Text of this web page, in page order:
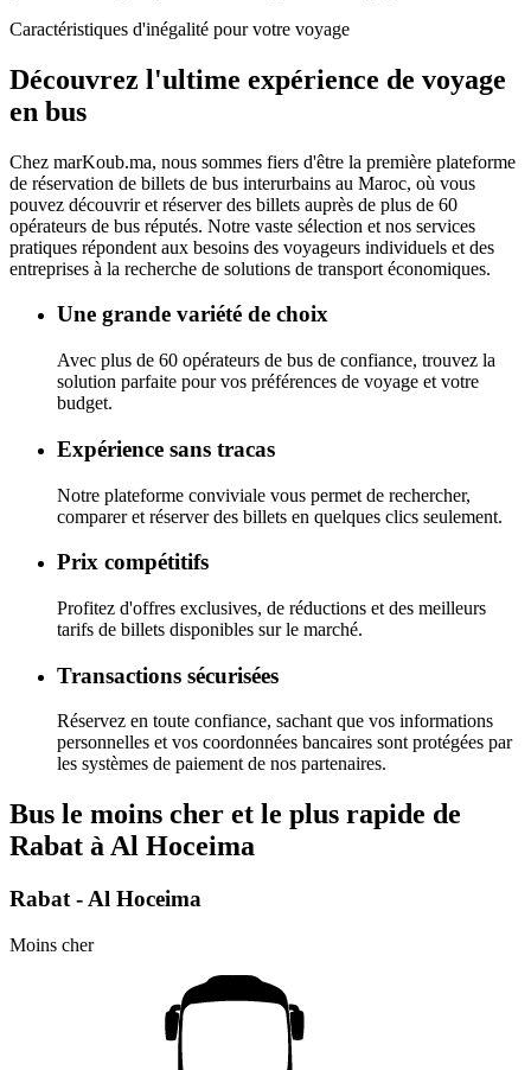
Caractéristiques d'inégalité pour votre voyage
Découvrez l'ultime expérience de voyage
en bus
Chez marKoub.ma, nous sommes fiers d'être la première plateforme
de réservation de billets de bus interurbains au Maroc, où vous
pouvez découvrir et réserver des billets auprès de plus de 60
opérateurs de bus réputés. Notre vaste sélection et nos services
pratiques répondent aux besoins des voyageurs individuels et des
entreprises à la recherche de solutions de transport économiques.
Une grande variété de choix
Avec plus de 60 opérateurs de bus de confiance, trouvez la
solution parfaite pour vos préférences de voyage et votre
budget.
Expérience sans tracas
Notre plateforme conviviale vous permet de rechercher,
comparer et réserver des billets en quelques clics seulement.
Prix compétitifs
Profitez d'offres exclusives, de réductions et des meilleurs
tarifs de billets disponibles sur le marché.
Transactions sécurisées
Réservez en toute confiance, sachant que vos informations
personnelles et vos coordonnées bancaires sont protégées par
les systèmes de paiement de nos partenaires.
Bus le moins cher et le plus rapide de
Rabat à Al Hoceima
Rabat - Al Hoceima
Moins cher